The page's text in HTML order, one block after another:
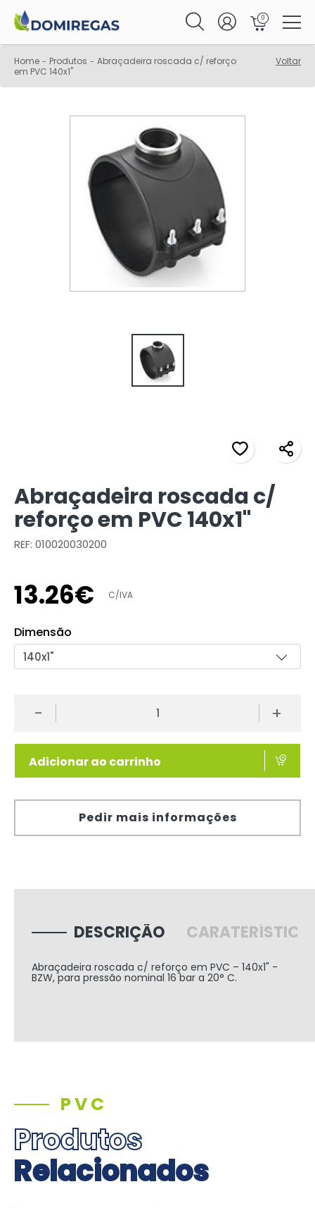
0
Home - Produtos - Abraçadeira roscada c/ reforço
em PVC 140x1"
Voltar
Abraçadeira roscada c/
reforço em PVC 140x1"
REF: 010020030200
13.26€ C/IVA
Dimensão
- +
Adicionar ao carrinho
Pedir mais informações
DESCRIÇÃO
Abraçadeira roscada c/ reforço em PVC – 140x1" -
BZW, para pressão nominal 16 bar a 20° C.
PVC
Produtos
Relacionados